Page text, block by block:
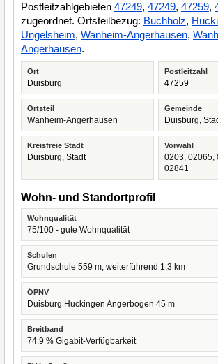
Postleitzahlgebieten 47249, 47249, 47259,
zugeordnet. Ortsteilbezug: Buchholz,
Ungelsheim, Wanheim-Angerhausen,
Angerhausen.
Ort
Duisburg
Postleitzahl
47259
Ortsteil
Wanheim-Angerhausen
Gemeinde
Duisburg,
Kreisfreie Stadt
Duisburg, Stadt
Vorwahl
0203, 02065,
02841
Wohn- und Standortprofil
Wohnqualität
75/100 - gute Wohnqualität
Schulen
Grundschule 559 m, weiterführend 1,3 km
ÖPNV
Duisburg Huckingen Angerbogen 45 m
Breitband
74,9 % Gigabit-Verfügbarkeit